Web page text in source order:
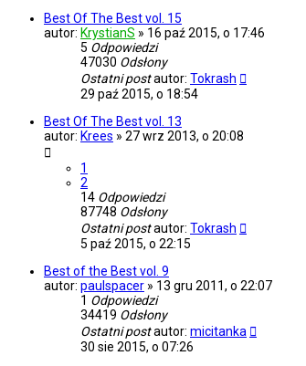
Best Of The Best vol. 15
autor: KrystianS » 16 paź 2015, o 17:46
5 Odpowiedzi
47030 Odsłony
Ostatni postautor: Tokrash
29 paź 2015, o 18:54
Best Of The Best vol. 13
autor: Krees » 27 wrz 2013, o 20:08
1
2
14 Odpowiedzi
87748 Odsłony
Ostatni postautor: Tokrash
5 paź 2015, o 22:15
Best of the Best vol. 9
autor: paulspacer » 13 gru 2011, o 22:07
1 Odpowiedzi
34419 Odsłony
Ostatni postautor: micitanka
30 sie 2015, o 07:26